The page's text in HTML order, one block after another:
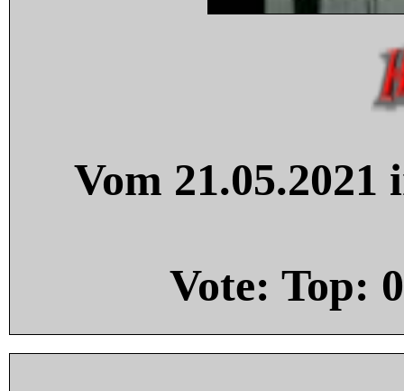
Vom
Vote: Top: 0